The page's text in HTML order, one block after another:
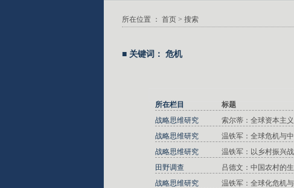
所在位置 ： 首页 > 搜索
■ 关键词： 危机
所在栏目 标题
战略思维研究
索尔蒂：全球资本主
战略思维研究
温铁军：全球危机与
战略思维研究
温铁军：以乡村振兴
田野调查
吕德文：中国农村的
战略思维研究
温铁军：全球化危机